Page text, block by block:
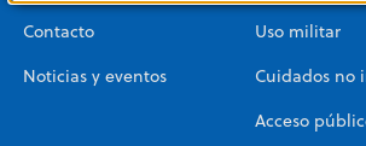
Contacto
Noticias y eventos
Uso militar
Cuidados no
Acceso